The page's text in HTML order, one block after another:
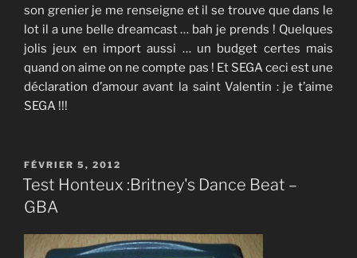
son grenier je me renseigne et il se trouve que dans le
lot il a une belle dreamcast … bah je prends ! Quelques
jolis jeux en import aussi … un budget certes mais
quand on aime on ne compte pas ! Et SEGA ceci est une
déclaration d’amour avant la saint Valentin : je t’aime
SEGA !!!
PUBLIÉ
LE
FÉVRIER 5, 2012
Test Honteux :Britney's Dance Beat –
GBA